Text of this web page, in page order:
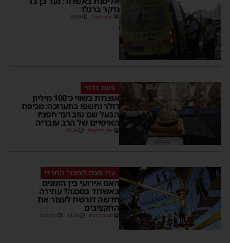
נדקר ברגלו
משה קאהן 18:04
פעם בדור
אוצרות בשווי כ־100 מיליון
דולר נחשפו בתערוכה: מכיפת
הבעל שם טוב ועד חפציו
האישיים של הרב עובדיה
יוסי יחזקאלי 16:34
עוד מכה לציבור החרדי
האם אירועי בין הזמנים
באשדוד בסכנה? עתירה
חדשה דורשת לעצור את
התקציבים
מנחם דויטש 14:24 1 תגובות